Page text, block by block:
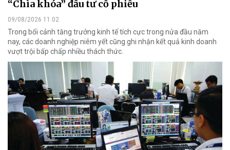
“Chìa khóa” đầu tư cổ phiếu
09/08/2026 11:02
Trong bối cảnh tăng trưởng kinh tế tích cực trong nửa đầu năm
nay, các doanh nghiệp niêm yết cũng ghi nhận kết quả kinh doanh
vượt trội bấp chấp nhiều thách thức.